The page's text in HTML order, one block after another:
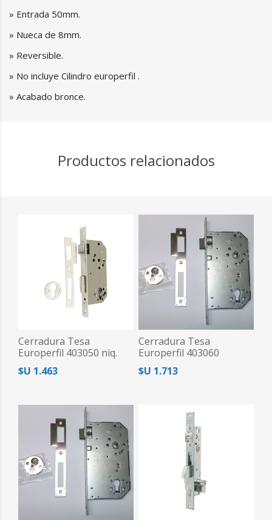
» Entrada 50mm.
» Nueca de 8mm.
» Reversible.
» No incluye Cilindro europerfil .
» Acabado bronce.
Productos relacionados
Cerradura Tesa
Europerfil 403050 niq.
$U 1.463
Cerradura Tesa
Europerfil 403060
$U 1.713